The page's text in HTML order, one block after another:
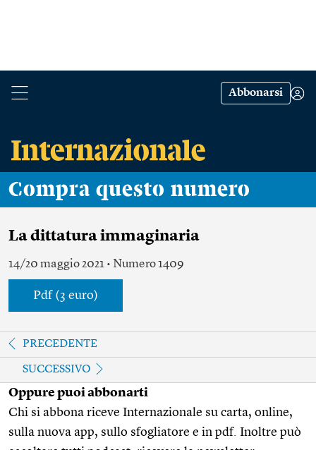
Abbonarsi
Compra questo numero
La dittatura immaginaria
14/20 maggio 2021 • Numero 1409
Pdf (3 euro)
PRECEDENTE
SUCCESSIVO
Oppure puoi abbonarti
Chi si abbona riceve Internazionale su carta, online,
sulla nuova app, sullo sfogliatore e in pdf. Inoltre può